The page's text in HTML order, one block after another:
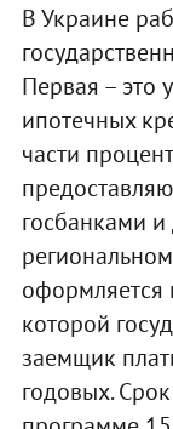
В Украине
Первая – это
ипотечных
части
госбанками
оформляется
которой
заемщик
годовых.